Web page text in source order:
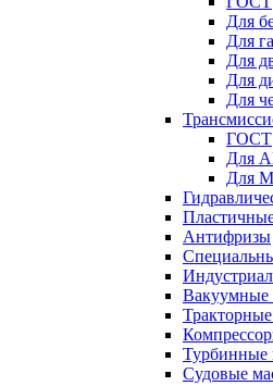
Для
Для
Для
Для
Для
ГОСТ
Для
Для
Антифризы
Вакуумные
Турбинные
Судовые